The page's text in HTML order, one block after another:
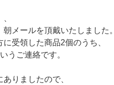
メールを頂戴いたしました。
受領した商品2個のうち、
うご連絡です。
りましたので、